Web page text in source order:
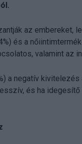
az embereket,
és a
valamint az
a negatív kivitelezés
és ha